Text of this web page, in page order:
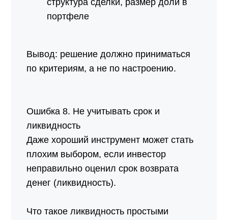
структура сделки, размер доли в
портфеле
Вывод: решение должно приниматься
по критериям, а не по настроению.
Ошибка 8. Не учитывать срок и
ликвидность
Даже хороший инструмент может стать
плохим выбором, если инвестор
неправильно оценил срок возврата
денег (ликвидность).
Что такое ликвидность простыми